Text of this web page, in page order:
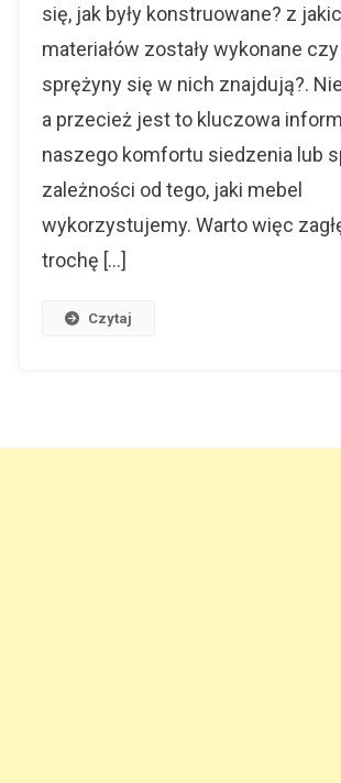
się, jak były konstruowane? z
materiałów zostały wykonane
sprężyny się w nich znajdują?.
a przecież jest to kluczowa
naszego komfortu siedzenia lub
zależności od tego, jaki mebel
wykorzystujemy. Warto więc
trochę […]
Czytaj